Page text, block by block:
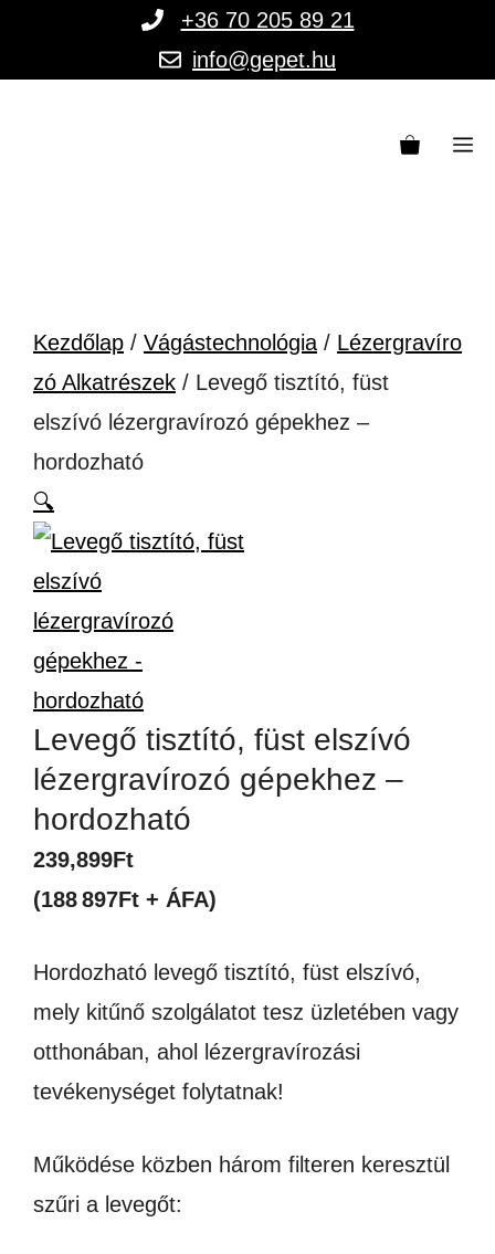
+36 70 205 89 21
info@gepet.hu
Kezdőlap / Vágástechnológia / Lézergravíro
zó Alkatrészek / Levegő tisztító, füst
elszívó lézergravírozó gépekhez –
hordozható
🔍
Levegő tisztító, füst elszívó
lézergravírozó gépekhez –
hordozható
239,899Ft
(188 897Ft + ÁFA)
Hordozható levegő tisztító, füst elszívó,
mely kitűnő szolgálatot tesz üzletében vagy
otthonában, ahol lézergravírozási
tevékenységet folytatnak!
Működése közben három filteren keresztül
szűri a levegőt: